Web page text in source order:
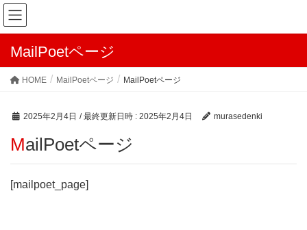
MailPoetページ
HOME MailPoetページ MailPoetページ
2025年2月4日 / 最終更新日時 : 2025年2月4日 murasedenki
MailPoetページ
[mailpoet_page]